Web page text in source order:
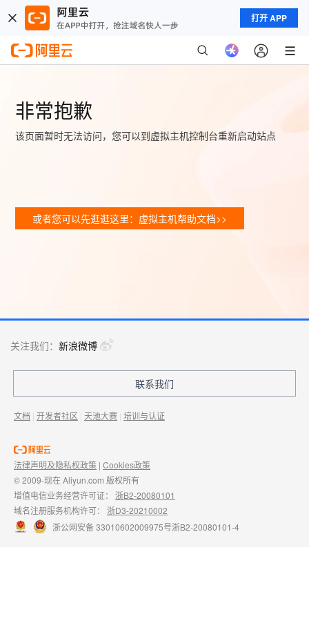
打开 APP
非常抱歉
该页面暂时无法访问，您可以到虚拟主机控制台重新启动站点
或者您可以先逛逛这里：虚拟主机帮助文档>>